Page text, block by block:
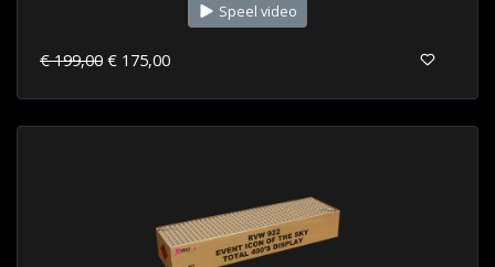
Speel video
€ 199,00 € 175,00